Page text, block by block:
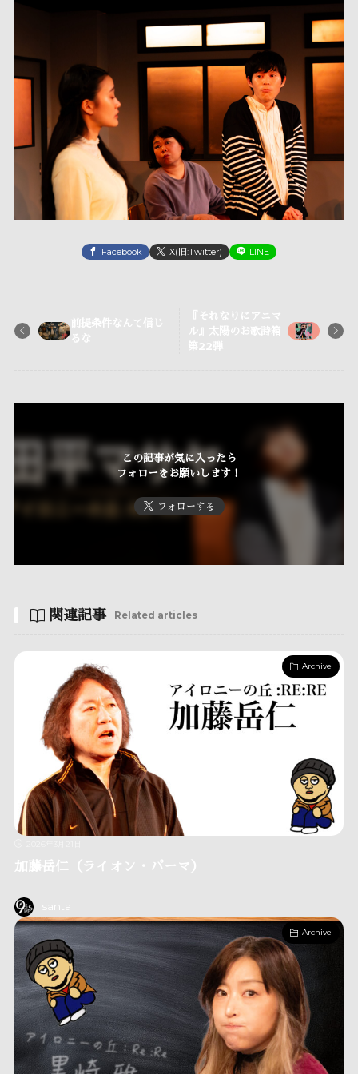
Facebook X(旧:Twitter) LINE
前提条件なんて信じ
るな
『それなりにアニマ
ル』太陽のお歌詩箱
第22弾
この記事が気に入ったら
フォローをお願いします！
フォローする
関連記事 Related articles
Archive
加藤岳仁（ライオン・パーマ）
santa
Archive